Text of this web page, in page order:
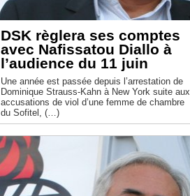
DSK règlera ses comptes
avec Nafissatou Diallo à
l’audience du 11 juin
Une année est passée depuis l’arrestation de
Dominique Strauss-Kahn à New York suite aux
accusations de viol d’une femme de chambre
du Sofitel, (…)